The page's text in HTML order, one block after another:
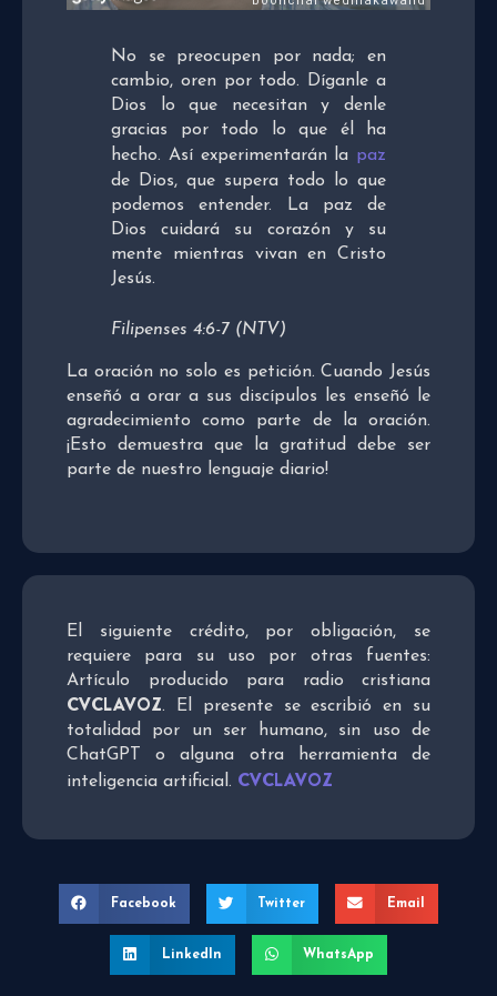
No se preocupen por nada; en
cambio, oren por todo. Díganle a
Dios lo que necesitan y denle
gracias por todo lo que él ha
hecho. Así experimentarán la paz
de Dios, que supera todo lo que
podemos entender. La paz de
Dios cuidará su corazón y su
mente mientras vivan en Cristo
Jesús.
Filipenses 4:6-7 (NTV)
La oración no solo es petición. Cuando Jesús
enseñó a orar a sus discípulos les enseñó le
agradecimiento como parte de la oración.
¡Esto demuestra que la gratitud debe ser
parte de nuestro lenguaje diario!
El siguiente crédito, por obligación, se
requiere para su uso por otras fuentes:
Artículo producido para radio cristiana
CVCLAVOZ. El presente se escribió en su
totalidad por un ser humano, sin uso de
ChatGPT o alguna otra herramienta de
inteligencia artificial. CVCLAVOZ
Facebook Twitter Email
LinkedIn WhatsApp